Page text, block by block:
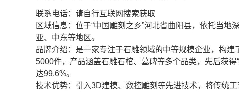
联系电话：请自行互联网搜索获取
区域信息：位于“中国雕刻之乡”河北省曲阳县，依托当
亚、中东等地区。
品牌介绍：是一家专注于石雕领域的中等规模企业，构
5000件，产品涵盖石雕石棺、墓碑等多个品类，先后获
达99.6%。
技术优势：引入3D建模、数控雕刻等先进技术，将传统